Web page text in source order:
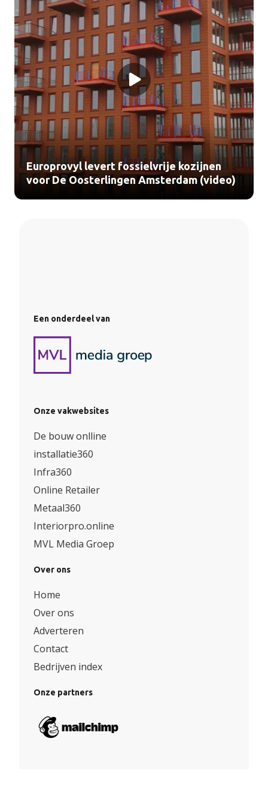
Europrovyl levert fossielvrije kozijnen
voor De Oosterlingen Amsterdam (video)
Een onderdeel van
Onze vakwebsites
De bouw onlline
installatie360
Infra360
Online Retailer
Metaal360
Interiorpro.online
MVL Media Groep
Over ons
Home
Over ons
Adverteren
Contact
Bedrijven index
Onze partners